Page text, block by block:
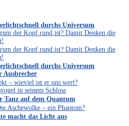
durchs Universum
der Kopf rund ist? Damit Denken die
der Kopf rund ist? Damit Denken die
durchs Universum
Ausbrecher
– wieviel ist er uns wert?
in seinem Schloss
Tanz auf dem Quantum
Aschewolke – ein Phantom?
macht das Licht aus